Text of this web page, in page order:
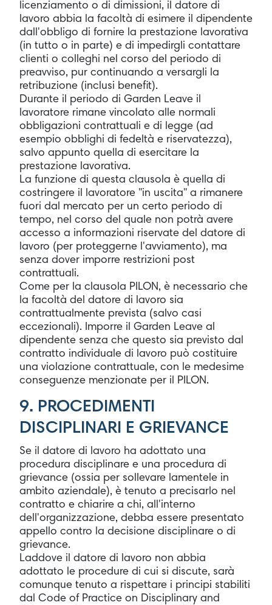
licenziamento o di dimissioni, il datore di
lavoro abbia la facoltà di esimere il dipendente
dall'obbligo di fornire la prestazione lavorativa
(in tutto o in parte) e di impedirgli contattare
clienti o colleghi nel corso del periodo di
preavviso, pur continuando a versargli la
retribuzione (inclusi benefit).
Durante il periodo di Garden Leave il
lavoratore rimane vincolato alle normali
obbligazioni contrattuali e di legge (ad
esempio obblighi di fedeltà e riservatezza),
salvo appunto quella di esercitare la
prestazione lavorativa.
La funzione di questa clausola è quella di
costringere il lavoratore "in uscita" a rimanere
fuori dal mercato per un certo periodo di
tempo, nel corso del quale non potrà avere
accesso a informazioni riservate del datore di
lavoro (per proteggerne l'avviamento), ma
senza dover imporre restrizioni post
contrattuali.
Come per la clausola PILON, è necessario che
la facoltà del datore di lavoro sia
contrattualmente prevista (salvo casi
eccezionali). Imporre il Garden Leave al
dipendente senza che questo sia previsto dal
contratto individuale di lavoro può costituire
una violazione contrattuale, con le medesime
conseguenze menzionate per il PILON.
9. PROCEDIMENTI
DISCIPLINARI E GRIEVANCE
Se il datore di lavoro ha adottato una
procedura disciplinare e una procedura di
grievance (ossia per sollevare lamentele in
ambito aziendale), è tenuto a precisarlo nel
contratto e chiarire a chi, all'interno
dell'organizzazione, debba essere presentato
appello contro la decisione disciplinare o di
grievance.
Laddove il datore di lavoro non abbia
adottato le procedure di cui si discute, sarà
comunque tenuto a rispettare i principi stabiliti
dal Code of Practice on Disciplinary and